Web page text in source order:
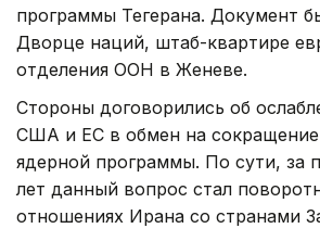
программы Тегерана. Документ
Дворце наций, штаб-квартире
отделения ООН в Женеве.
Стороны договорились об
США и ЕС в обмен на сокращение
ядерной программы. По сути, за
лет данный вопрос стал
отношениях Ирана со странами